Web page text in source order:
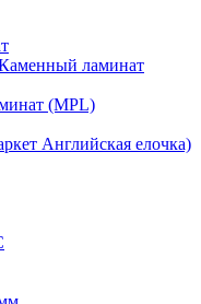
ламинат
(MPL)
Английская елочка)